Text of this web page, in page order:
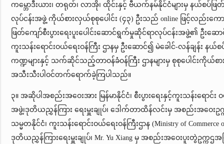
ကမ္ဘောဒီးယား၊ တရုတ်၊ လာအို၊ ထိုင်းနှင့် ဗီယက်နမ်နိုင်ငံများမှ နယ်စပ်ဖြ
လုပ်ငန်းအဖွဲ့ ကိုယ်စားလှယ်စုစုပေါင်း (၄၃) ဦးသည် online ဖြင့်လည်းကော
ဖြတ်ကျော်စီးပွားရေးပူးပေါင်းဆောင်ရွက်မှုဆိုင်ရာလုပ်ငန်းအဖွဲ့၏ ဦးဆော
ကူးသန်းရောင်းဝယ်ရေးဝန်ကြီး ဌာနမှ ဦးဆောင်၍ မဲခေါင်-လန်ချန်း နယ်
ကဏ္ဍများနှင့် သက်ဆိုင်သည့်တာဝန်ခံဝန်ကြီး ဌာနများမှ စုစုပေါင်းကိုယ်
အသီးသီးပါဝင်တက်ရောက်ခဲ့ကြပါသည်။
၃။ အဆိုပါအစည်းအဝေးအား မြန်မာနိုင်ငံ၊ စီးပွားရေးနှင့်ကူးသန်းရောင်
အဖွဲ့၊ဒုတိယညွှန်ကြား ရေးမှူးချုပ်၊ ဒေါက်တာထိန်လင်းမှ အစည်းအဝေး
သမ္မတနိုင်ငံ၊ ကူးသန်းရောင်းဝယ်ရေးဝန်ကြီးဌာန (Ministry of Commerce of
ဒုတိယညွှန်ကြားရေးမှူးချုပ်၊ Mr. Yu Xiang မှ အစည်းအဝေးပူးတွဲဥက္ကဌ